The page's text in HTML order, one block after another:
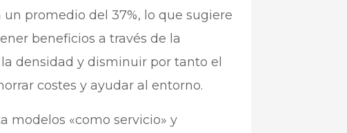
promedio del 37%, lo que sugiere
beneficios a través de la
densidad y disminuir por tanto el
costes y ayudar al entorno.
modelos «como servicio» y